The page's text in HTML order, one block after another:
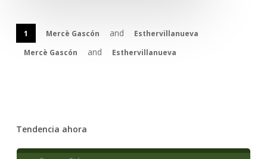
1 Mercè Gascón and
Esthervillanueva
Mercè Gascón
and Esthervillanueva
Tendencia ahora